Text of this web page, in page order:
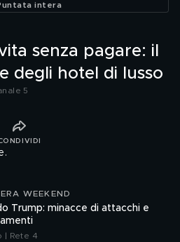
intera
senza pagare: il
degli hotel di lusso
5
WEEKEND
Trump: minacce di attacchi e
| Rete 4